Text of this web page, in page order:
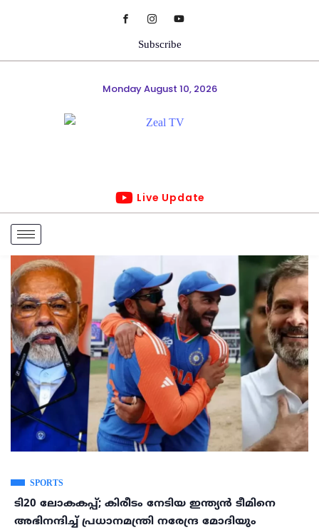
Subscribe
Monday August 10, 2026
Live Update
SPORTS
ടി20 ലോകകപ്പ്; കിരീടം നേടിയ ഇന്ത്യന്‍ ടീമിനെ
അഭിനന്ദിച്ച് പ്രധാനമന്ത്രി നരേന്ദ്ര മോദിയും